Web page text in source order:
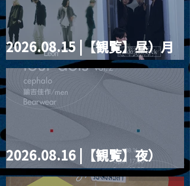
2026.08.15 |【観覧】昼）月
見ルpre.『POLYHEDRON』
2026.08.16 |【観覧】夜）
four dots vol.2